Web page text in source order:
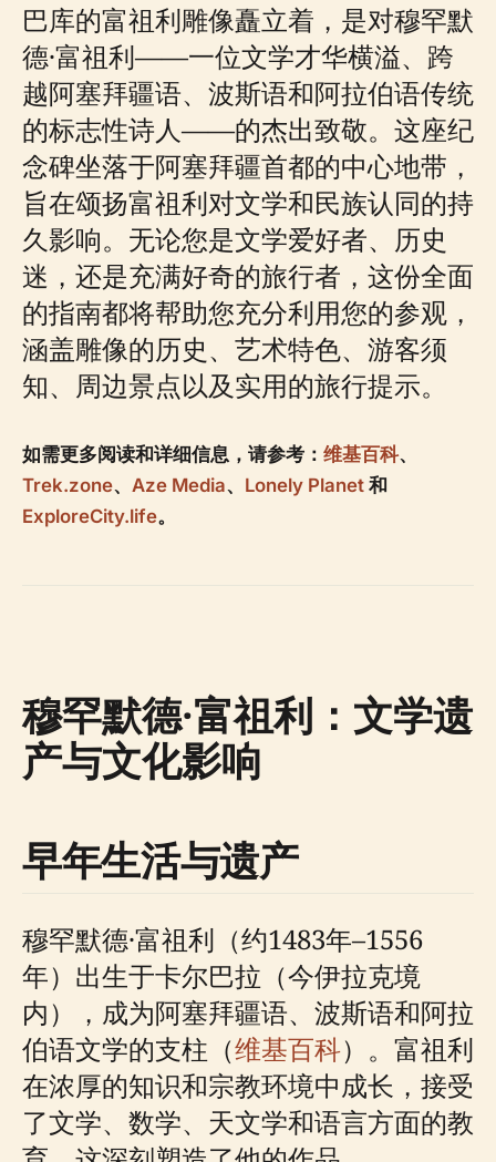
巴库的富祖利雕像矗立着，是对穆罕默
德·富祖利——一位文学才华横溢、跨
越阿塞拜疆语、波斯语和阿拉伯语传统
的标志性诗人——的杰出致敬。这座纪
念碑坐落于阿塞拜疆首都的中心地带，
旨在颂扬富祖利对文学和民族认同的持
久影响。无论您是文学爱好者、历史
迷，还是充满好奇的旅行者，这份全面
的指南都将帮助您充分利用您的参观，
涵盖雕像的历史、艺术特色、游客须
知、周边景点以及实用的旅行提示。
如需更多阅读和详细信息，请参考： 维基百科、
Trek.zone、 Aze Media、 Lonely Planet 和
ExploreCity.life。
穆罕默德·富祖利：文学遗
产与文化影响
早年生活与遗产
穆罕默德·富祖利（约1483年–1556
年）出生于卡尔巴拉（今伊拉克境
内），成为阿塞拜疆语、波斯语和阿拉
伯语文学的支柱（维基百科）。富祖利
在浓厚的知识和宗教环境中成长，接受
了文学、数学、天文学和语言方面的教